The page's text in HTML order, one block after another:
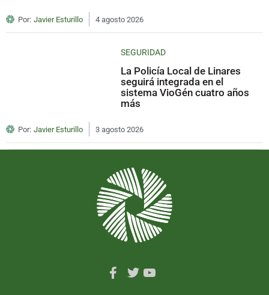
Por: Javier Esturillo 4 agosto 2026
SEGURIDAD
La Policía Local de Linares
seguirá integrada en el
sistema VioGén cuatro años
más
Por: Javier Esturillo 3 agosto 2026